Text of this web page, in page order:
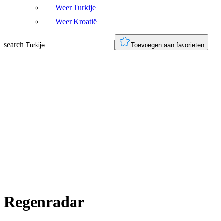
Weer Turkije
Weer Kroatië
search Toevoegen aan favorieten
Regenradar